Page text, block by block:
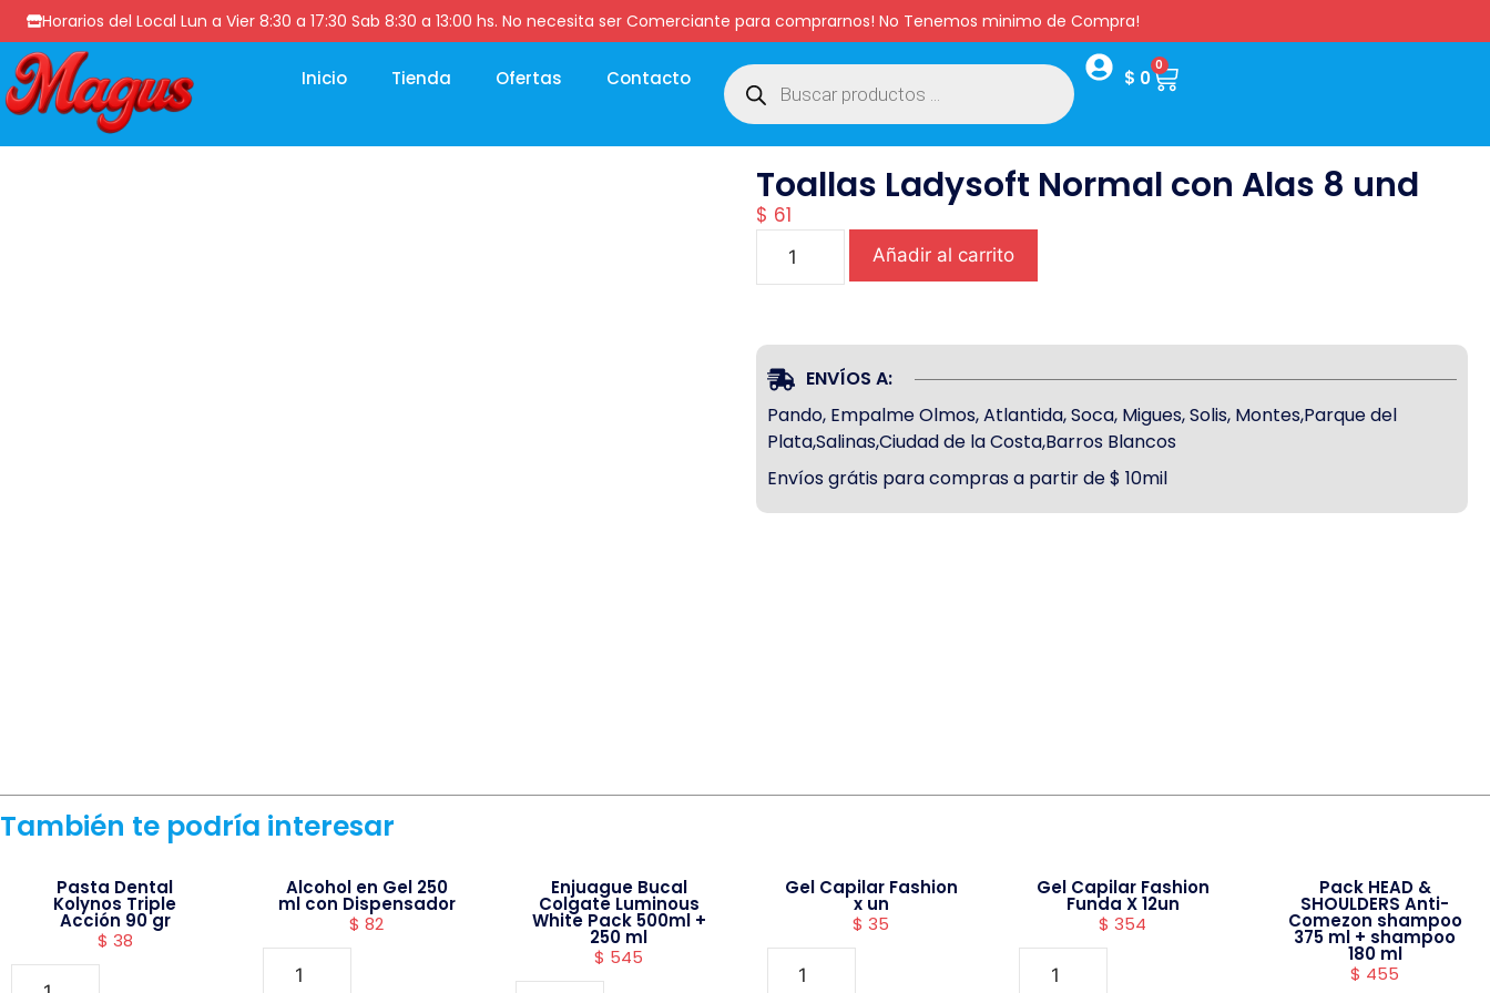
Horarios del Local Lun a Vier 8:30 a 17:30 Sab 8:30 a 13:00 hs. No necesita ser Comerciante para comprarnos! No Tenemos minimo de Compra!
Inicio Tienda Ofertas Contacto $ 0
0
Toallas Ladysoft Normal con Alas 8 und
$ 61
Añadir al carrito
ENVÍOS A:
Pando, Empalme Olmos, Atlantida, Soca, Migues, Solis, Montes,Parque del
Plata,Salinas,Ciudad de la Costa,Barros Blancos
Envíos grátis para compras a partir de $ 10mil
También te podría interesar
Pasta Dental
Kolynos Triple
Acción 90 gr
$ 38
Alcohol en Gel 250
ml con Dispensador
$ 82
Enjuague Bucal
Colgate Luminous
White Pack 500ml +
250 ml
$ 545
Gel Capilar Fashion
x un
$ 35
Gel Capilar Fashion
Funda X 12un
$ 354
Pack HEAD &
SHOULDERS Anti-
Comezon shampoo
375 ml + shampoo
180 ml
$ 455